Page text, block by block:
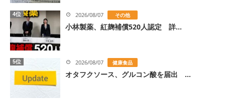
4位 2026/08/07 その他
小林製薬、紅麹補償520人認定 詳...
5位 2026/08/07 健康食品
オタフクソース、グルコン酸を届出 ...